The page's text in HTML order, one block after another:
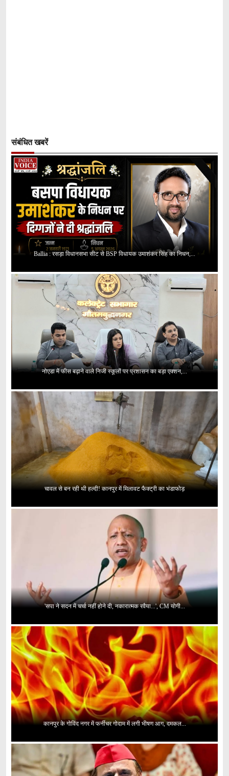
संबंधित खबरें
Ballia : रसड़ा विधानसभा सीट से BSP विधायक उमाशंकर सिंह का निधन,...
नोएडा में फीस बढ़ाने वाले निजी स्कूलों पर प्रशासन का बड़ा एक्शन,...
चावल से बन रही थी हल्दी! कानपुर में मिलावट फैक्ट्री का भंडाफोड़
'सपा ने सदन में चर्चा नहीं होने दी, नकारात्मक रवैया...', CM योगी...
कानपुर के गोविंद नगर में फर्नीचर गोदाम में लगी भीषण आग, दमकल...